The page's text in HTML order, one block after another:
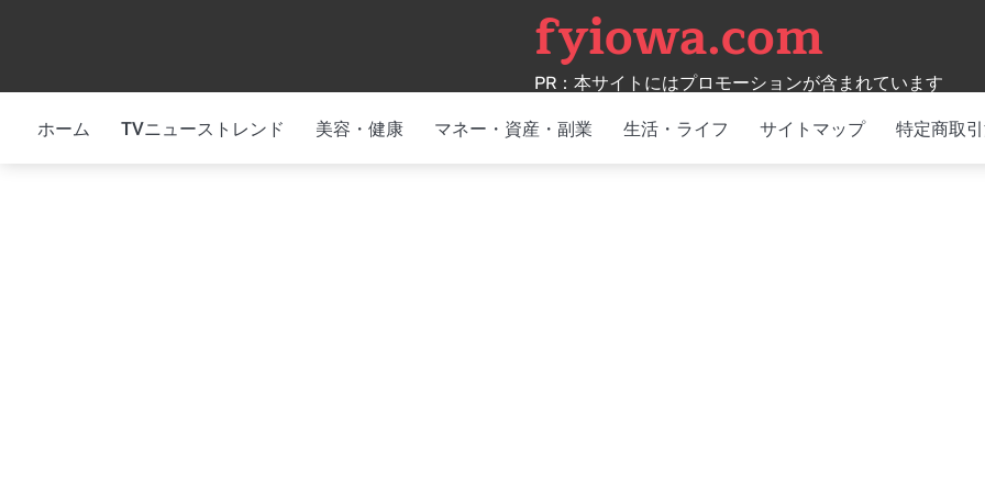
fyiowa.com
PR：本サイトにはプロモーションが含まれています
ホーム TVニューストレンド 美容・健康 マネー・資産・副業 生活・ライフ サイトマップ 特定商取